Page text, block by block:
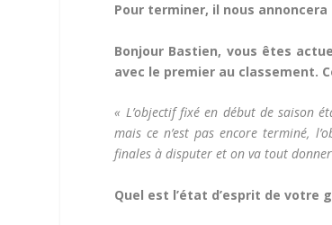
Pour terminer, il nous
Bonjour Bastien, vous êtes
avec le premier au classement.
« L’objectif fixé en début de saison
mais ce n’est pas encore terminé,
finales à disputer et on va tout
Quel est l’état d’esprit de votre